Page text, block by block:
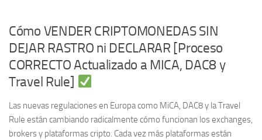
Cómo VENDER CRIPTOMONEDAS SIN
DEJAR RASTRO ni DECLARAR [Proceso
CORRECTO Actualizado a MICA, DAC8 y
Travel Rule]
Las nuevas regulaciones en Europa como MiCA, DAC8 y la Travel
Rule están cambiando radicalmente cómo funcionan los exchanges,
brokers y plataformas cripto. Cada vez más plataformas están